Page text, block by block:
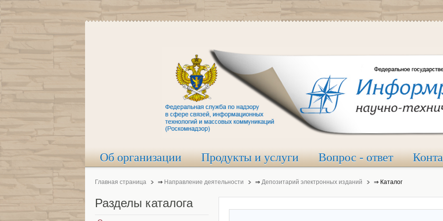
Об организации Продукты и услуги Вопрос - ответ
Главная страница ⇒ Направление деятельности ⇒ Депозитарий электронных изданий ⇒ Каталог
Разделы каталога